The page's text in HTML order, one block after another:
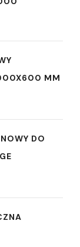
MM
DO